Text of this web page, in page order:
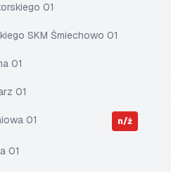
01
SKM Śmiechowo 01
01
01
01 n/ż
01